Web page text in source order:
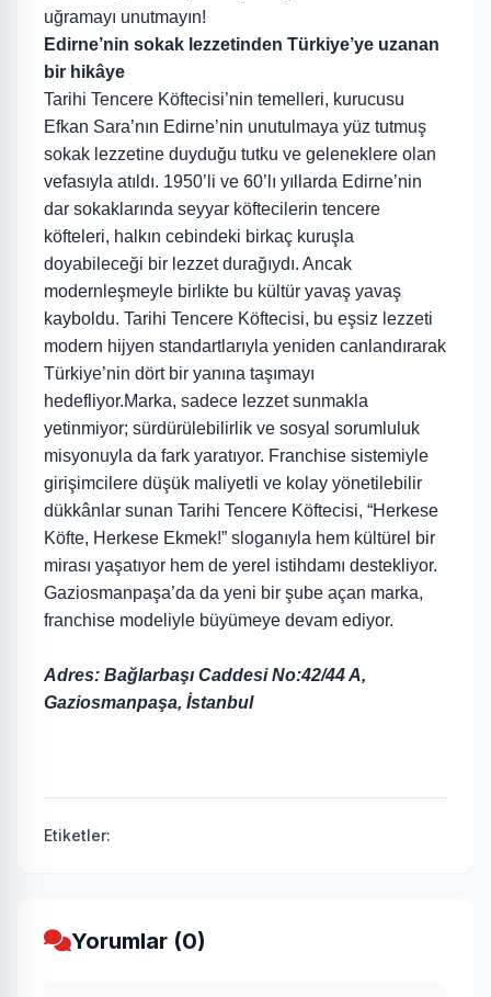
uğramayı unutmayın!
Edirne’nin sokak lezzetinden Türkiye’ye uzanan
bir hikâye
Tarihi Tencere Köftecisi’nin temelleri, kurucusu
Efkan Sara’nın Edirne’nin unutulmaya yüz tutmuş
sokak lezzetine duyduğu tutku ve geleneklere olan
vefasıyla atıldı. 1950’li ve 60’lı yıllarda Edirne’nin
dar sokaklarında seyyar köftecilerin tencere
köfteleri, halkın cebindeki birkaç kuruşla
doyabileceği bir lezzet durağıydı. Ancak
modernleşmeyle birlikte bu kültür yavaş yavaş
kayboldu. Tarihi Tencere Köftecisi, bu eşsiz lezzeti
modern hijyen standartlarıyla yeniden canlandırarak
Türkiye’nin dört bir yanına taşımayı
hedefliyor.Marka, sadece lezzet sunmakla
yetinmiyor; sürdürülebilirlik ve sosyal sorumluluk
misyonuyla da fark yaratıyor. Franchise sistemiyle
girişimcilere düşük maliyetli ve kolay yönetilebilir
dükkânlar sunan Tarihi Tencere Köftecisi, “Herkese
Köfte, Herkese Ekmek!” sloganıyla hem kültürel bir
mirası yaşatıyor hem de yerel istihdamı destekliyor.
Gaziosmanpaşa’da da yeni bir şube açan marka,
franchise modeliyle büyümeye devam ediyor.
Adres: Bağlarbaşı Caddesi No:42/44 A,
Gaziosmanpaşa, İstanbul
Etiketler:
Yorumlar (0)